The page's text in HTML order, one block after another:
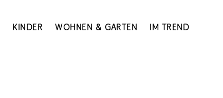
Kinder Wohnen & Garten Im Trend